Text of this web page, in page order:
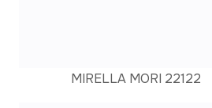
MIRELLA MORI 22122